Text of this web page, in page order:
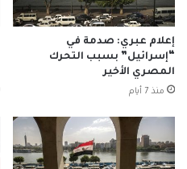
إعلام عبري: صدمة في
“إسرائيل” بسبب التحرك
المصري الأخير
منذ 7 أيام